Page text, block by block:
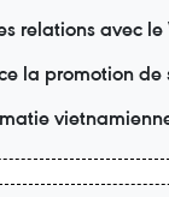
relations avec
la promotion